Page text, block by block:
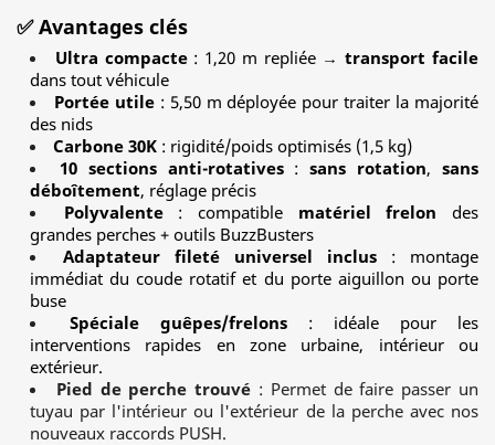
✅ Avantages clés
Ultra compacte: 1,20 m repliée →transport facile
dans tout véhicule
Portée utile: 5,50 m déployée pour traiter la majorité
des nids
Carbone 30K : rigidité/poids optimisés (1,5 kg)
10 sections anti-rotatives:sans rotation,sans
déboîtement, réglage précis
Polyvalente: compatible matériel frelon des
grandes perches + outils BuzzBusters
Adaptateur fileté universel inclus : montage
immédiat du coude rotatif et du porte aiguillon ou porte
buse
Spéciale guêpes/frelons : idéale pour les
interventions rapides en zone urbaine, intérieur ou
extérieur.
Pied de perche trouvé : Permet de faire passer un
tuyau par l'intérieur ou l'extérieur de la perche avec nos
nouveaux raccords PUSH.